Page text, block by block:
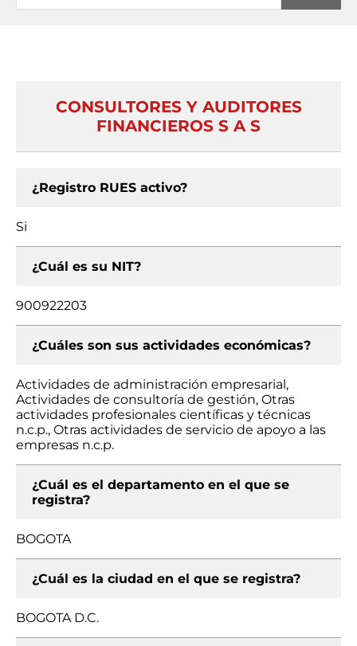
CONSULTORES Y AUDITORES
FINANCIEROS S A S
¿Registro RUES activo?
Si
¿Cuál es su NIT?
900922203
¿Cuáles son sus actividades económicas?
Actividades de administración empresarial,
Actividades de consultoría de gestión, Otras
actividades profesionales científicas y técnicas
n.c.p., Otras actividades de servicio de apoyo a las
empresas n.c.p.
¿Cuál es el departamento en el que se
registra?
BOGOTA
¿Cuál es la ciudad en el que se registra?
BOGOTA D.C.